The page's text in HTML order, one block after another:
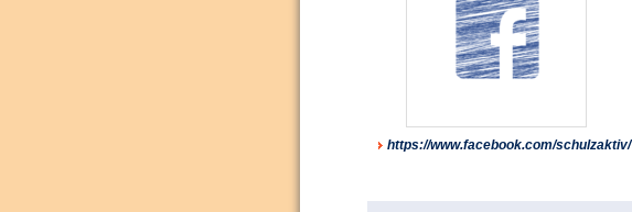
https://www.facebook.com/schulzaktiv/